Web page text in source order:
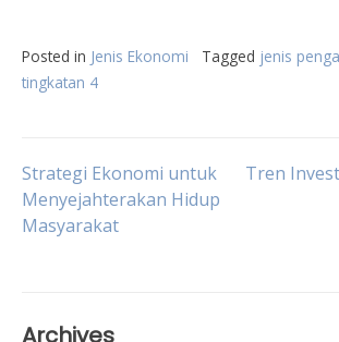
Posted in Jenis Ekonomi Tagged jenis
tingkatan 4
Post
navigation
Strategi Ekonomi untuk
Menyejahterakan Hidup
Masyarakat
Tren
Archives